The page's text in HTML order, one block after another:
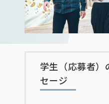
学生（応募者）
セージ